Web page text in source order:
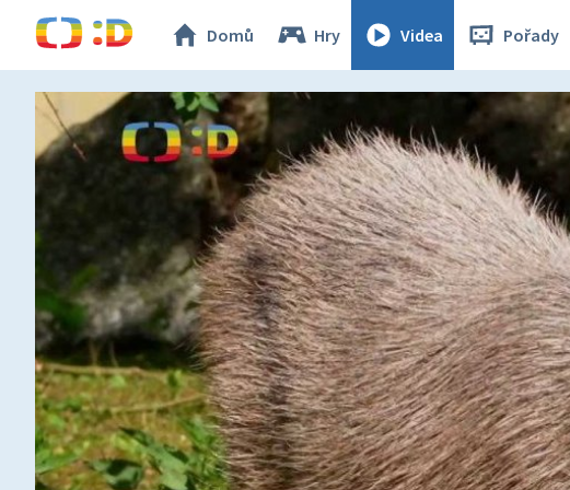
Domů Hry Videa Pořady